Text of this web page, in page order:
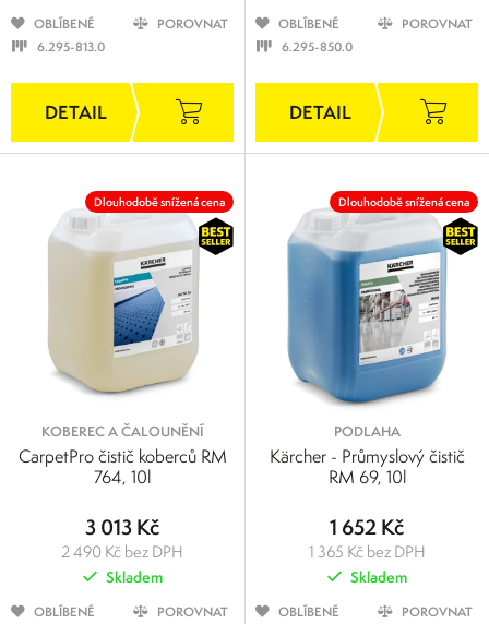
OBLÍBENÉ
POROVNAT
6.295-813.0
OBLÍBENÉ
POROVNAT
6.295-850.0
Dlouhodobě snížená cena
KOBEREC A ČALOUNĚNÍ
CarpetPro čistič koberců RM
764, 10l
3 013 Kč
2 490 Kč bez DPH
Skladem
OBLÍBENÉ
POROVNAT
Dlouhodobě snížená cena
PODLAHA
Kärcher - Průmyslový čistič
RM 69, 10l
1 652 Kč
1 365 Kč bez DPH
Skladem
OBLÍBENÉ
POROVNAT